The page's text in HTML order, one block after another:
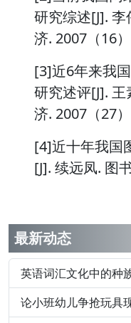
研究综述[J].
济. 2007（16）
[3]近6年来我
研究述评[J].
济. 2007（27）
[4]近十年我国
[J]. 续远凤. 图
最新动态
英语词汇文化中的种
论小班幼儿争抢玩具